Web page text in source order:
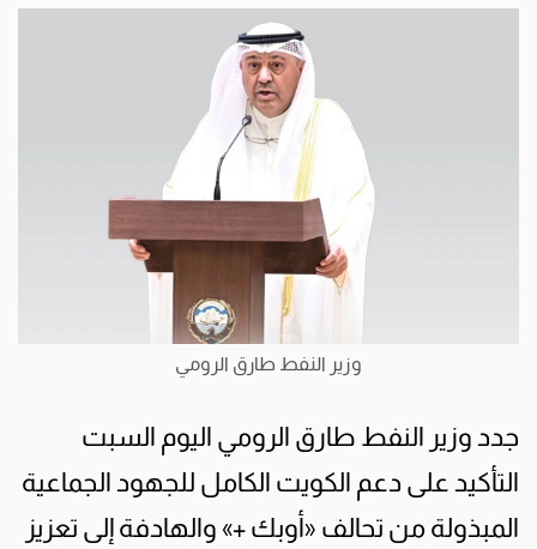
وزير النفط طارق الرومي
جدد وزير النفط طارق الرومي اليوم السبت
التأكيد على دعم الكويت الكامل للجهود الجماعية
المبذولة من تحالف «أوبك +» والهادفة إلى تعزيز